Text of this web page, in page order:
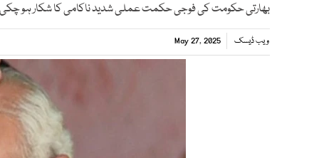
بھارتی حکومت کی فوجی حکمت عملی شدید ناکامی کا شکار ہو چکی
ویب ڈیسک May 27, 2025